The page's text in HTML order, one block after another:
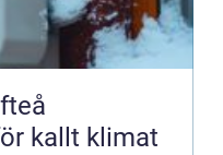
kallt klimat